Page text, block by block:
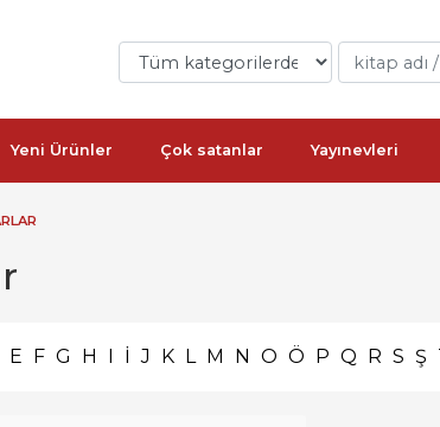
Yeni Ürünler Çok satanlar Yayınevleri
E F G H I İ J K L M N O Ö P Q R S Ş